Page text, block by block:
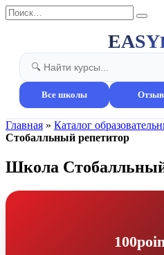
Перейти
к
Search
for:
EASY
Все школы
Главная » Каталог
Стобалльный репетитор
Школа